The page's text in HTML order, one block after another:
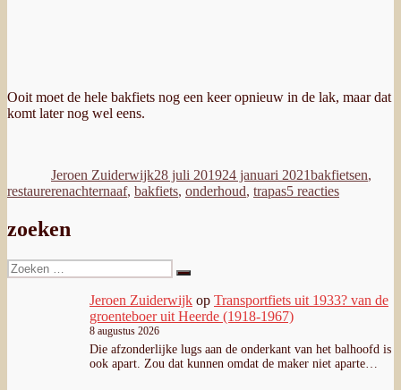
Ooit moet de hele bakfiets nog een keer opnieuw in de lak, maar dat
komt later nog wel eens.
Jeroen Zuiderwijk28 juli 201924 januari 2021bakfietsen,
restaurerenTags
achternaaf, bakfiets, onderhoud, trapas5 reactiesop
zoeken
Zoeken
naar:
Zoeken
Jeroen Zuiderwijk op Transportfiets uit 1933? van de
groenteboer uit Heerde (1918-1967)
8 augustus 2026
Die afzonderlijke lugs aan de onderkant van het balhoofd is
ook apart. Zou dat kunnen omdat de maker niet aparte…